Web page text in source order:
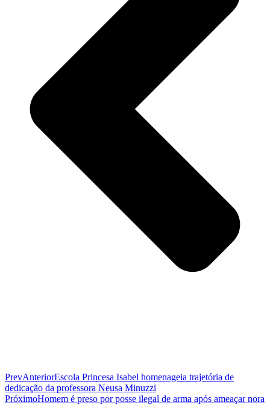
PrevAnteriorEscola Princesa Isabel homenageia trajetória de
dedicação da professora Neusa Minuzzi
PróximoHomem é preso por posse ilegal de arma após ameaçar nora